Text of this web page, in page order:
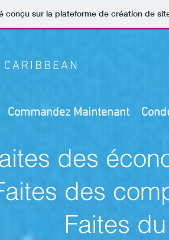
conçu sur la plateforme de création de
Commandez Maintenant
des
des
Faites